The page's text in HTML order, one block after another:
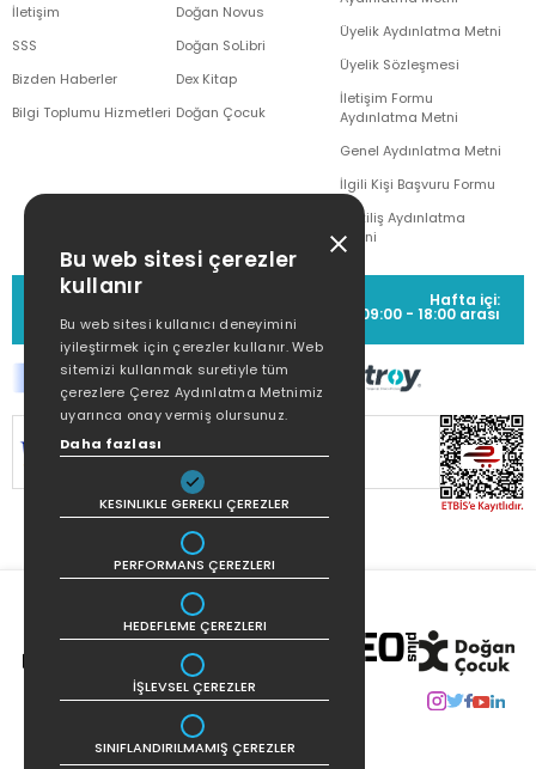
İletişim
SSS
Bizden Haberler
Bilgi Toplumu Hizmetleri
Doğan Novus
Doğan SoLibri
Dex Kitap
Doğan Çocuk
Üyelik Aydınlatma Metni
Üyelik Sözleşmesi
İletişim Formu
Aydınlatma Metni
Genel Aydınlatma Metni
İlgili Kişi Başvuru Formu
Çekiliş Aydınlatma
Metni
MÜŞTERİ HİZMETLERİ
(0212) 373 77 00
Hafta içi:
09:00 - 18:00 arası
SİTEMİZ
KORUNMAKTADIR.
Bu web sitesi çerezler
kullanır
Bu web sitesi kullanıcı deneyimini
iyileştirmek için çerezler kullanır. Web
sitemizi kullanmak suretiyle tüm
çerezlere Çerez Aydınlatma Metnimiz
uyarınca onay vermiş olursunuz.
Daha fazlası
KESINLIKLE GEREKLI ÇEREZLER
PERFORMANS ÇEREZLERI
HEDEFLEME ÇEREZLERI
İŞLEVSEL ÇEREZLER
SINIFLANDIRILMAMIŞ ÇEREZLER